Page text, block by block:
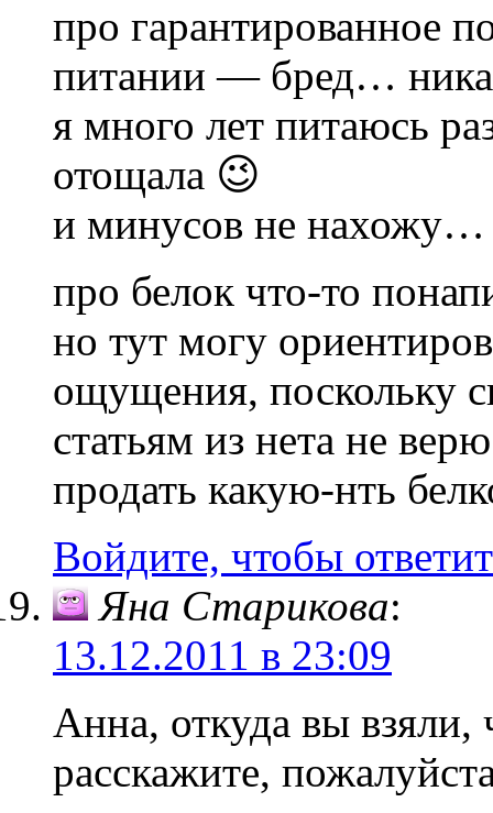
про гарантированное
питании — бред…
я много лет питаюсь
отощала 😉
и минусов не нахожу…
про белок что-то
но тут могу
ощущения, поскольку
статьям из нета не
продать какую-нть
Войдите, чтобы
Яна Старикова:
13.12.2011 в 23:09
Анна, откуда вы
расскажите,